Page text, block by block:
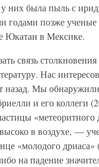
них была пыль с
годами позже
Юкатан в Мексике.
связь
Нас
назад. Мы
и его коллеги
в воздухе, —
«молодого
на падение